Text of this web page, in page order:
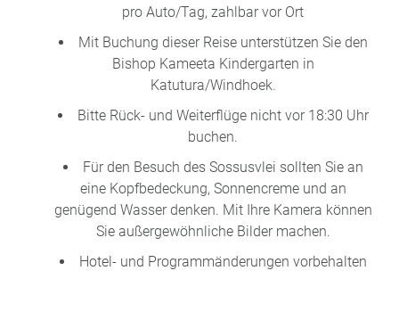
pro Auto/Tag, zahlbar vor Ort
Mit Buchung dieser Reise unterstützen Sie den
Bishop Kameeta Kindergarten in
Katutura/Windhoek.
Bitte Rück- und Weiterflüge nicht vor 18:30 Uhr
buchen.
Für den Besuch des Sossusvlei sollten Sie an
eine Kopfbedeckung, Sonnencreme und an
genügend Wasser denken. Mit Ihre Kamera können
Sie außergewöhnliche Bilder machen.
Hotel- und Programmänderungen vorbehalten